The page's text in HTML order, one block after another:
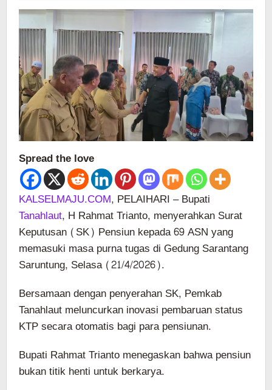
Jadi
Tanpa
Spread the love
KALSELMAJU.COM, PELAIHARI – Bupati
Tanahlaut, H Rahmat Trianto, menyerahkan Surat
Keputusan (SK) Pensiun kepada 69 ASN yang
memasuki masa purna tugas di Gedung Sarantang
Saruntung, Selasa (21/4/2026).
Bersamaan dengan penyerahan SK, Pemkab
Tanahlaut meluncurkan inovasi pembaruan status
KTP secara otomatis bagi para pensiunan.
Bupati Rahmat Trianto menegaskan bahwa pensiun
bukan titik henti untuk berkarya.